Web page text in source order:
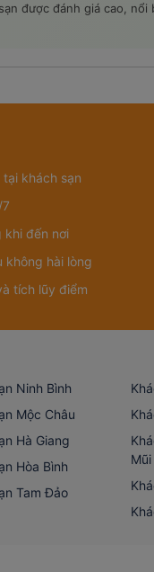
được đánh giá cao,
khách sạn
khi đến nơi
không hài lòng
tích lũy điểm
Ninh Bình
Mộc Châu
Hà Giang
Hòa Bình
Tam Đảo